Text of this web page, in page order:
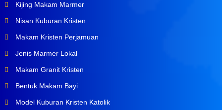
Kijing Makam Marmer
Nisan Kuburan Kristen
Makam Kristen Perjamuan
Jenis Marmer Lokal
Makam Granit Kristen
Bentuk Makam Bayi
Model Kuburan Kristen Katolik